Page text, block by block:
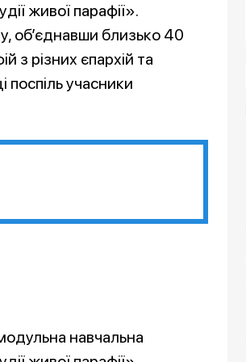
живої парафії».
об’єднавши близько 40
з різних єпархій та
учасники
навчальна